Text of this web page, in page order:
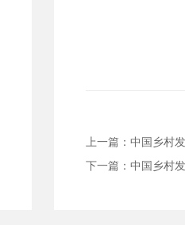
上一篇： 中国乡村
下一篇： 中国乡村